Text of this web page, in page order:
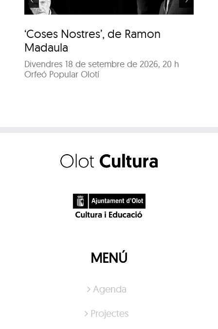
‘Coses Nostres’, de Ramon
Madaula
Divendres 18 de setembre de 2026, 20 h
Orfeó Popular Olotí
MENÚ
Agenda
Projectes